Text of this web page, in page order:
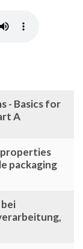
- Basics for
A
properties
packaging